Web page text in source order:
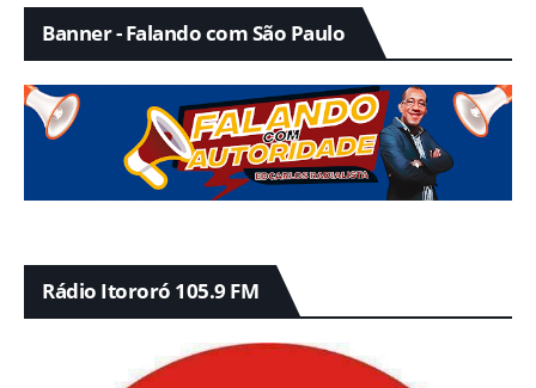
Banner - Falando com São Paulo
Rádio Itororó 105.9 FM